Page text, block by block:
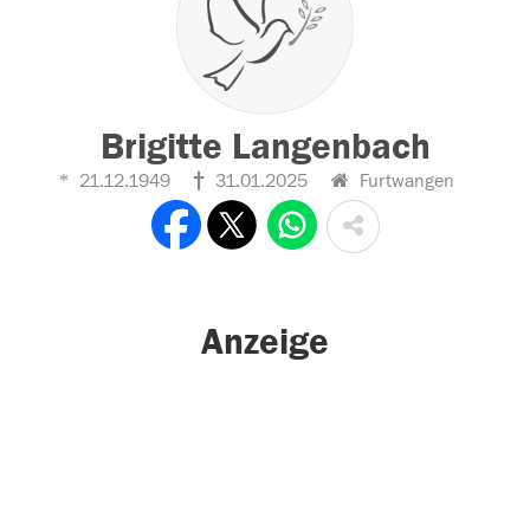
Brigitte Langenbach
21.12.1949 31.01.2025 Furtwangen
Anzeige